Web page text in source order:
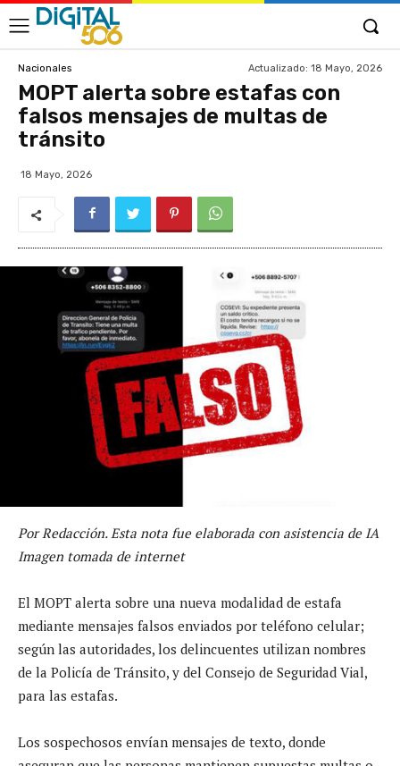
Nacionales Actualizado: 18 Mayo, 2026
MOPT alerta sobre estafas con
falsos mensajes de multas de
tránsito
18 Mayo, 2026
Por Redacción. Esta nota fue elaborada con asistencia de IA
Imagen tomada de internet
El MOPT alerta sobre una nueva modalidad de estafa
mediante mensajes falsos enviados por teléfono celular;
según las autoridades, los delincuentes utilizan nombres
de la Policía de Tránsito, y del Consejo de Seguridad Vial,
para las estafas.
Los sospechosos envían mensajes de texto, donde